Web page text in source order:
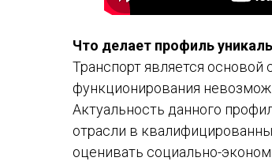
Что делает профиль
Транспорт является
функционирования
Актуальность данного
отрасли в
оценивать социально-